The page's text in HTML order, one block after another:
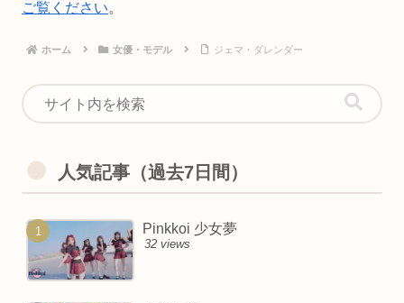
ご覧ください。
ホーム 女優・モデル ジェマ・ダレンダー
人気記事（過去7日間）
Pinkkoi 少女夢
32 views